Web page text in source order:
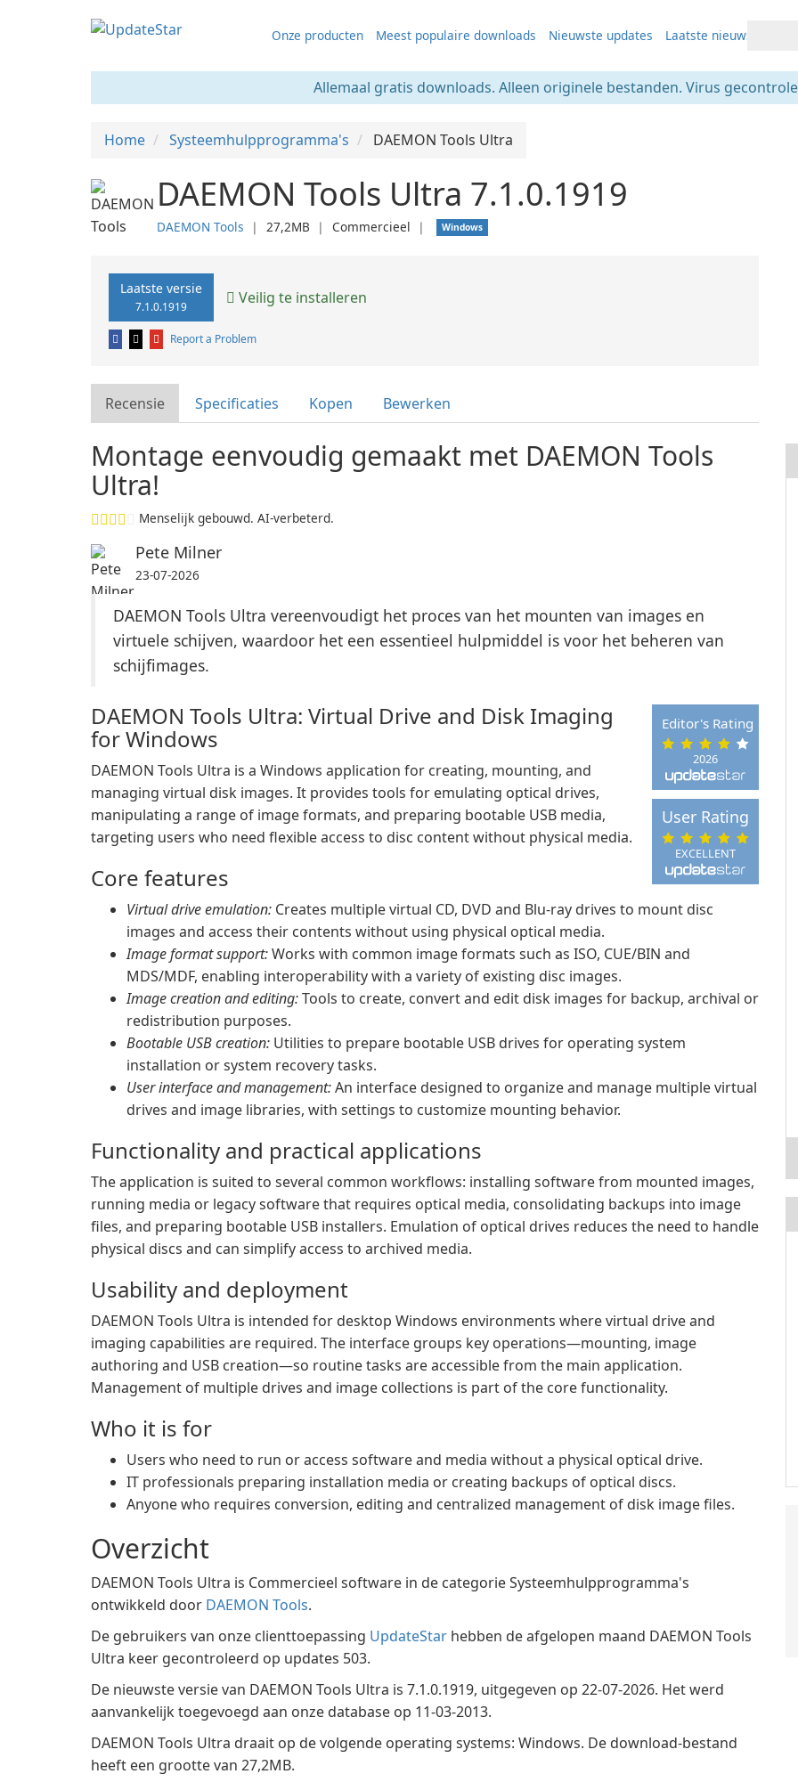
Onze producten Meest populaire downloads Nieuwste updates Laatste nieuws
Allemaal gratis downloads. Alleen originele bestanden. Virus
Home Systeemhulpprogramma's DAEMON Tools Ultra
DAEMON Tools Ultra 7.1.0.1919
DAEMON Tools ❘ 27,2MB ❘ Commercieel ❘ Windows
Laatste versie
7.1.0.1919 Veilig te installeren
Report a Problem
Recensie Specificaties Kopen Bewerken
Montage eenvoudig gemaakt met DAEMON Tools
Ultra!
Menselijk gebouwd. AI-verbeterd.
Pete Milner
23-07-2026
DAEMON Tools Ultra vereenvoudigt het proces van het mounten van images en
virtuele schijven, waardoor het een essentieel hulpmiddel is voor het beheren van
schijfimages.
2026
Editor's Rating
EXCELLENT
User Rating
DAEMON Tools Ultra: Virtual Drive and Disk Imaging
for Windows
DAEMON Tools Ultra is a Windows application for creating, mounting, and
managing virtual disk images. It provides tools for emulating optical drives,
manipulating a range of image formats, and preparing bootable USB media,
targeting users who need flexible access to disc content without physical media.
Core features
Virtual drive emulation: Creates multiple virtual CD, DVD and Blu-ray drives to mount disc
images and access their contents without using physical optical media.
Image format support:Works with common image formats such as ISO, CUE/BIN and
MDS/MDF, enabling interoperability with a variety of existing disc images.
Image creation and editing:Tools to create, convert and edit disk images for backup, archival or
redistribution purposes.
Bootable USB creation: Utilities to prepare bootable USB drives for operating system
installation or system recovery tasks.
User interface and management:An interface designed to organize and manage multiple virtual
drives and image libraries, with settings to customize mounting behavior.
Functionality and practical applications
The application is suited to several common workflows: installing software from mounted images,
running media or legacy software that requires optical media, consolidating backups into image
files, and preparing bootable USB installers. Emulation of optical drives reduces the need to handle
physical discs and can simplify access to archived media.
Usability and deployment
DAEMON Tools Ultra is intended for desktop Windows environments where virtual drive and
imaging capabilities are required. The interface groups key operations—mounting, image
authoring and USB creation—so routine tasks are accessible from the main application.
Management of multiple drives and image collections is part of the core functionality.
Who it is for
Users who need to run or access software and media without a physical optical drive.
IT professionals preparing installation media or creating backups of optical discs.
Anyone who requires conversion, editing and centralized management of disk image files.
Overzicht
DAEMON Tools Ultra is Commercieel software in de categorie Systeemhulpprogramma's
ontwikkeld door DAEMON Tools.
De gebruikers van onze clienttoepassing UpdateStar hebben de afgelopen maand DAEMON Tools
Ultra keer gecontroleerd op updates 503.
De nieuwste versie van DAEMON Tools Ultra is 7.1.0.1919, uitgegeven op 22-07-2026. Het werd
aanvankelijk toegevoegd aan onze database op 11-03-2013.
DAEMON Tools Ultra draait op de volgende operating systems: Windows. De download-bestand
heeft een grootte van 27,2MB.